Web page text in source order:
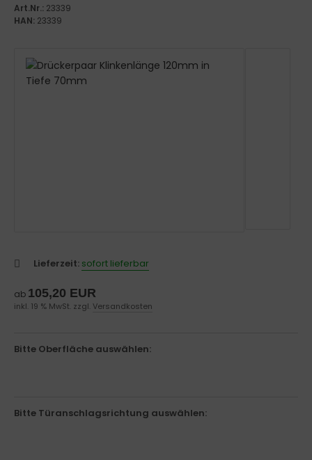
Art.Nr.: 23339
HAN: 23339
Lieferzeit: sofort lieferbar
ab 105,20 EUR
inkl. 19 % MwSt. zzgl.Versandkosten
Bitte Oberfläche auswählen:
Bitte Türanschlagsrichtung auswählen: